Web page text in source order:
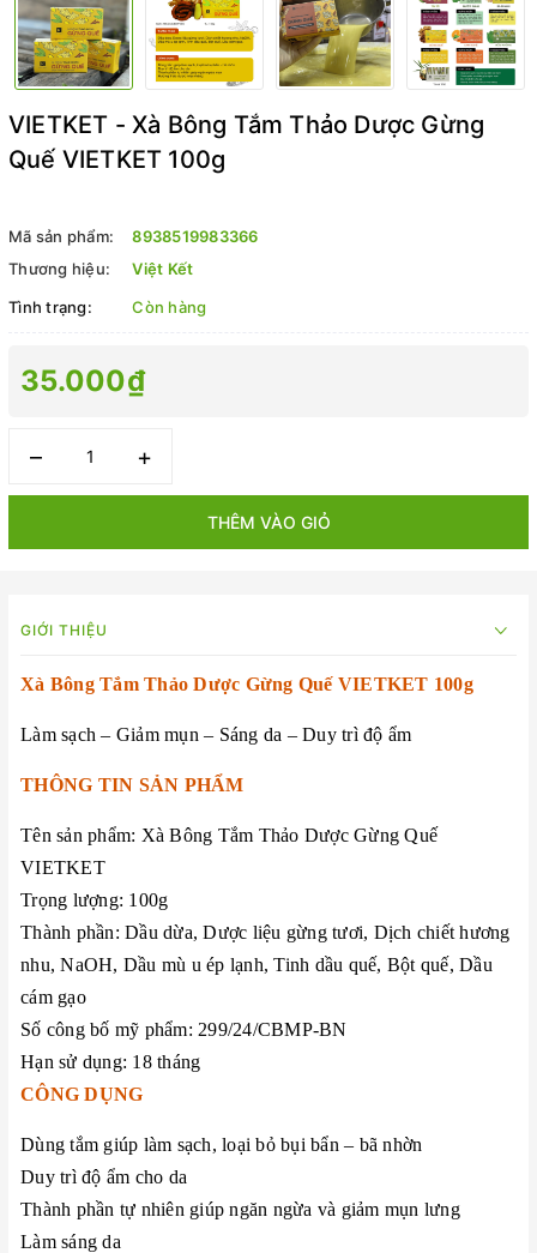
VIETKET - Xà Bông Tắm Thảo Dược Gừng
Quế VIETKET 100g
Mã sản phẩm:
8938519983366
Thương hiệu:
Việt Kết
Tình trạng:
Còn hàng
35.000₫
– +
THÊM VÀO GIỎ
GIỚI THIỆU
Xà Bông Tắm Thảo Dược Gừng Quế VIETKET 100g
Làm sạch – Giảm mụn – Sáng da – Duy trì độ ẩm
THÔNG TIN SẢN PHẨM
Tên sản phẩm: Xà Bông Tắm Thảo Dược Gừng Quế
VIETKET
Trọng lượng: 100g
Thành phần: Dầu dừa, Dược liệu gừng tươi, Dịch chiết hương
nhu, NaOH, Dầu mù u ép lạnh, Tinh dầu quế, Bột quế, Dầu
cám gạo
Số công bố mỹ phẩm: 299/24/CBMP-BN
Hạn sử dụng: 18 tháng
CÔNG DỤNG
Dùng tắm giúp làm sạch, loại bỏ bụi bẩn – bã nhờn
Duy trì độ ẩm cho da
Thành phần tự nhiên giúp ngăn ngừa và giảm mụn lưng
Làm sáng da